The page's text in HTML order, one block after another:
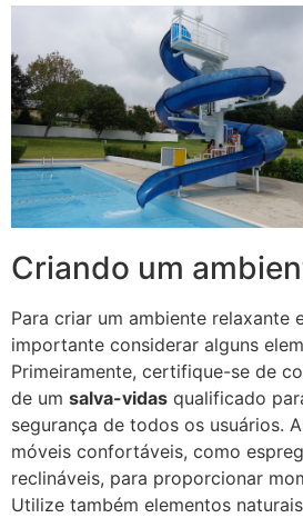
Criando um
Para criar um ambiente relaxante
importante considerar alguns
Primeiramente, certifique-se de
de um salva-vidas qualificado
segurança de todos os usuários.
móveis confortáveis, como
reclináveis, para proporcionar
Utilize também elementos